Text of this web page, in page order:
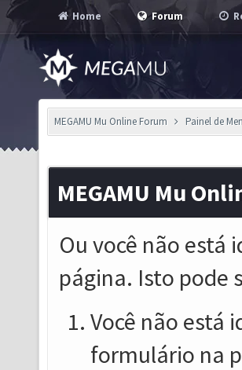
Home Forum
MEGAMU Mu Online Forum Painel de
MEGAMU Mu
Ou você não está
página. Isto pode
Você não está
formulário na